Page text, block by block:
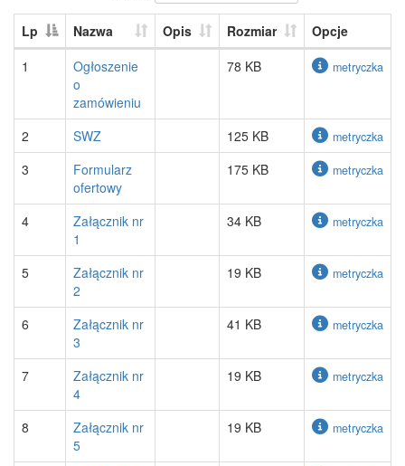
Lp Nazwa Opis Rozmiar
Opcje
1
Ogłoszenie
o
zamówieniu
78 KB metryczka
2 SWZ 125 KB metryczka
3
Formularz
ofertowy
175 KB metryczka
4
Załącznik nr
1
34 KB metryczka
5
Załącznik nr
2
19 KB metryczka
6
Załącznik nr
3
41 KB metryczka
7
Załącznik nr
4
19 KB metryczka
8
Załącznik nr
5
19 KB metryczka